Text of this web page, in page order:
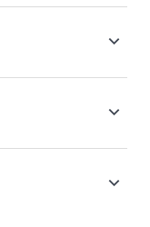
en exclusief